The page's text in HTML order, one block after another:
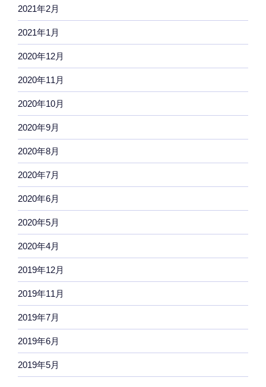
2021年2月
2021年1月
2020年12月
2020年11月
2020年10月
2020年9月
2020年8月
2020年7月
2020年6月
2020年5月
2020年4月
2019年12月
2019年11月
2019年7月
2019年6月
2019年5月